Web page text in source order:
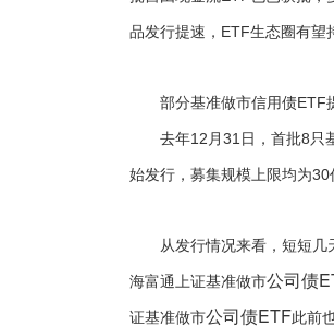
品发行提速，ETF生态圈有望
部分基准做市信用债ETF
去年12月31日，首批8只基
始发行，募集规模上限均为30
从发行情况来看，短短几天
海富通上证基准做市公司债
证基准做市公司债ETF此前